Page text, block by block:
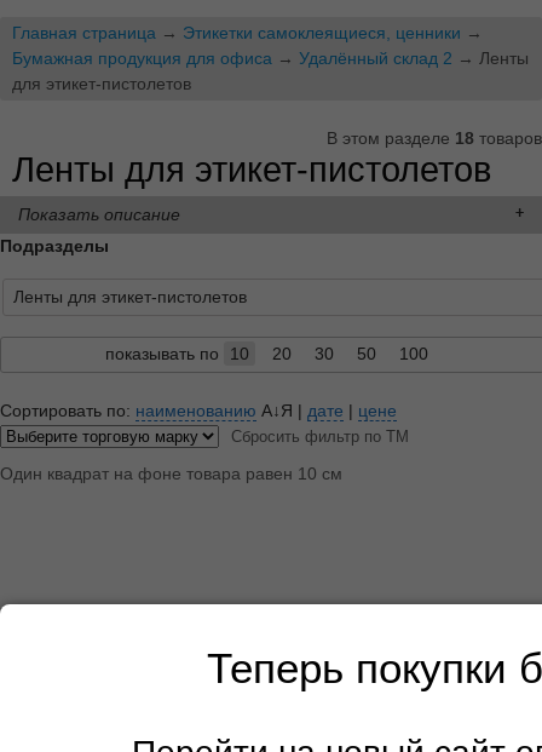
Теперь покупки
Главная страница → Этикетки самоклеящиеся, ценники →
Бумажная продукция для офиса → Удалённый склад 2 → Ленты
для этикет-пистолетов
В этом разделе 18 товаров
Ленты для этикет-пистолетов
Показать описание
Подразделы
Ленты для этикет-пистолетов
показывать по 10 20 30 50 100
Сортировать по: наименованию А↓Я | дате | цене
Сбросить фильтр по ТМ
Один квадрат на фоне товара равен 10 см